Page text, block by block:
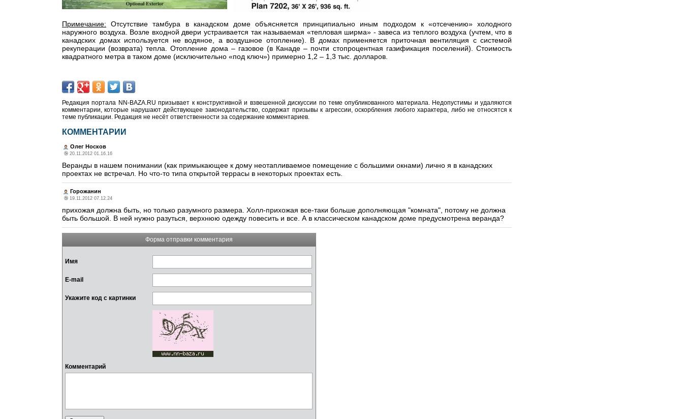
Примечание: Отсутствие тамбура в канадском доме объясняется принципиально иным подходом к «отсечению» холодного
наружного воздуха. Возле входной двери устраивается так называемая «тепловая ширма» - завеса из теплого воздуха (учтем, что в
канадских домах используется не водяное, а воздушное отопление). В домах применяется приточная вентиляция с системой
рекуперации (возврата) тепла. Отопление дома – газовое (в Канаде – почти стопроцентная газификация поселений). Стоимость
квадратного метра в таком доме (исключительно «под ключ») примерно 1,2 – 1,3 тыс. долларов.
Редакция портала NN-BAZA.RU призывает к конструктивной и взвешенной дискуссии по теме опубликованного материала. Недопустимы и удаляются
комментарии, которые нарушают действующее законодательство, содержат призывы к агрессии, оскорбления любого характера, либо не относятся к
теме публикации. Редакция не несёт ответственности за содержание комментариев.
КОММЕНТАРИИ
Олег Носков
20.11.2012 01.16.16
Веранды в нашем понимании (как примыкающее к дому неотапливаемое помещение с большими окнами) лично я в канадских
проектах не встречал. Но что-то типа открытой террасы в некоторых проектах есть.
Горожанин
19.11.2012 07.12.24
прихожая должна быть, но только разумного размера. Холл-прихожая все-таки больше дополняющая "комната", потому не должна
быть большой. В ней нужно разуться, верхнюю одежду повесить и все. А в классическом канадском доме предусмотрена веранда?
Форма отправки комментария
Имя
E-mail
Укажите код с картинки
Комментарий